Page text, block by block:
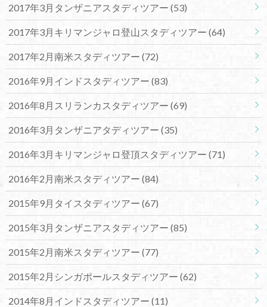
2017年3月タンザニアスタディツアー (53)
2017年3月キリマンジャロ登山スタディツアー (64)
2017年2月南米スタディツアー (72)
2016年9月インドスタディツアー (83)
2016年8月スリランカスタディツアー (69)
2016年3月タンザニアタディツアー (35)
2016年3月キリマンジャロ登頂スタディツアー (71)
2016年2月南米スタディツアー (84)
2015年9月タイスタディツアー (67)
2015年3月タンザニアスタディツアー (85)
2015年2月南米スタディツアー (77)
2015年2月シンガポールスタディツアー (62)
2014年8月インドスタディツアー (11)